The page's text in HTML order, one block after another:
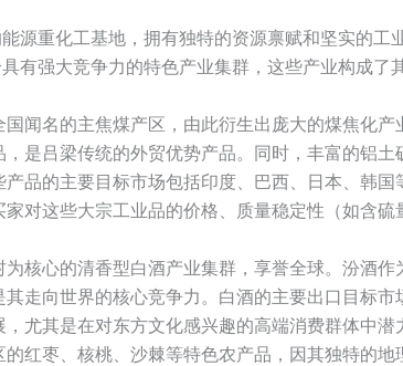
源重化工基地，拥有独特的资源禀赋和坚实的工
有强大竞争力的特色产业集群，这些产业构成了
国闻名的主焦煤产区，由此衍生出庞大的煤焦化
是吕梁传统的外贸优势产品。同时，丰富的铝
品的主要目标市场包括印度、巴西、日本、韩
对这些大宗工业品的价格、质量稳定性（如含
为核心的清香型白酒产业集群，享誉全球。汾酒
走向世界的核心竞争力。白酒的主要出口目标
尤其是在对东方文化感兴趣的高端消费群体中潜
的红枣、核桃、沙棘等特色农产品，因其独特的